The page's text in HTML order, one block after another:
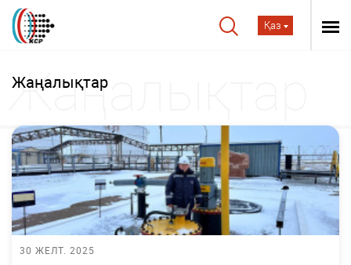
Қаз
Жаңалықтар
30 ЖЕЛТ. 2025